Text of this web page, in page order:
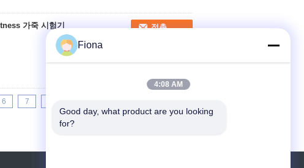
가죽 시험기 접촉
6 7
Fiona
4:08 AM
Good day, what product are you looking
for?